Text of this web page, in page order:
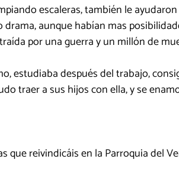
escaleras, también le
aunque habían mas
por una guerra y un millón de
estudiaba después del trabajo,
traer a sus hijos con ella, y se
que reivindicáis en la Parroquia del